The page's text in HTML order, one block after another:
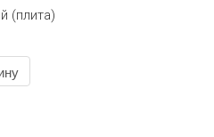
(плита)